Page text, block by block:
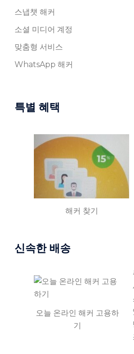
스냅챗 해커
소셜 미디어 계정
맞춤형 서비스
WhatsApp 해커
특별 혜택
해커 찾기
신속한 배송
오늘 온라인 해커 고용하
기